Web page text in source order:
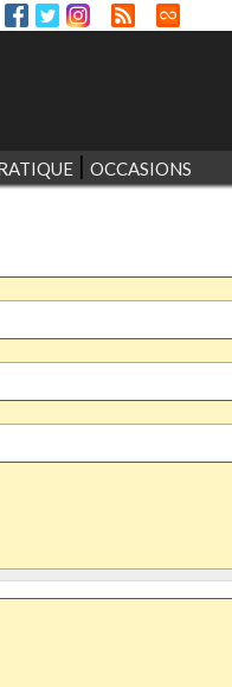
OCCASIONS